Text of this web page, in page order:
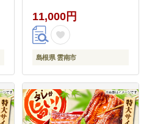
11,000円
島根県 雲南市